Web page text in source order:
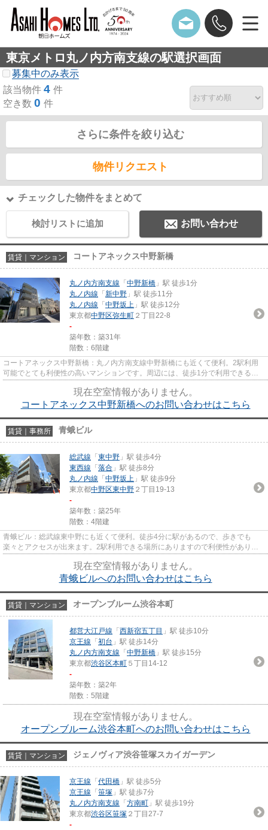
東京メトロ丸ノ内方南支線の駅選択画面
募集中のみ表示
該当物件 4 件
空き数 0 件
さらに条件を絞り込む
物件リクエスト
チェックした物件をまとめて
検討リストに追加 お問い合わせ
賃貸｜マンション コートアネックス中野新橋
丸ノ内方南支線 「中野新橋 」駅 徒歩1分
丸ノ内線 「新中野 」駅 徒歩11分
丸ノ内線 「中野坂上 」駅 徒歩12分
東京都中野区弥生町 ２丁目22-8
-
築年数：築31年
階数：6階建
コートアネックス中野新橋：丸ノ内方南支線中野新橋にも近くて便利。2駅利用
可能でとても利便性の高いマンションです。周辺には、徒歩1分で利用できる駅
があります。防犯対策もバッチ...
現在空室情報がありません。
コートアネックス中野新橋へのお問い合わせはこちら
賃貸｜事務所 青蛾ビル
総武線 「東中野 」駅 徒歩4分
東西線 「落合 」駅 徒歩8分
丸ノ内線 「中野坂上 」駅 徒歩9分
東京都中野区東中野 ２丁目19-13
-
築年数：築25年
階数：4階建
青蛾ビル：総武線東中野にも近くて便利。徒歩4分に駅があるので、歩きでも
楽々とアクセスが出来ます。2駅利用できる場所にありますので利便性がありま
す。
現在空室情報がありません。
青蛾ビルへのお問い合わせはこちら
賃貸｜マンション オープンブルーム渋谷本町
都営大江戸線 「西新宿五丁目 」駅 徒歩10分
京王線 「初台 」駅 徒歩14分
丸ノ内方南支線 「中野新橋 」駅 徒歩15分
東京都渋谷区本町 ５丁目14-12
-
築年数：築2年
階数：5階建
現在空室情報がありません。
オープンブルーム渋谷本町へのお問い合わせはこちら
賃貸｜マンション ジェノヴィア渋谷笹塚スカイガーデン
京王線 「代田橋 」駅 徒歩5分
京王線 「笹塚 」駅 徒歩7分
丸ノ内方南支線 「方南町 」駅 徒歩19分
東京都渋谷区笹塚 ２丁目27-7
-